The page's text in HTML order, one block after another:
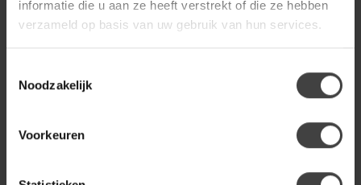
informatie die u aan ze heeft verstrekt of die ze hebben
verzameld op basis van uw gebruik van hun services.
Noodzakelijk
Voorkeuren
LABEL51
Label51 Elektrische Fauteuil
Relaxfauteuil Powernap
Op voorraad
699,00